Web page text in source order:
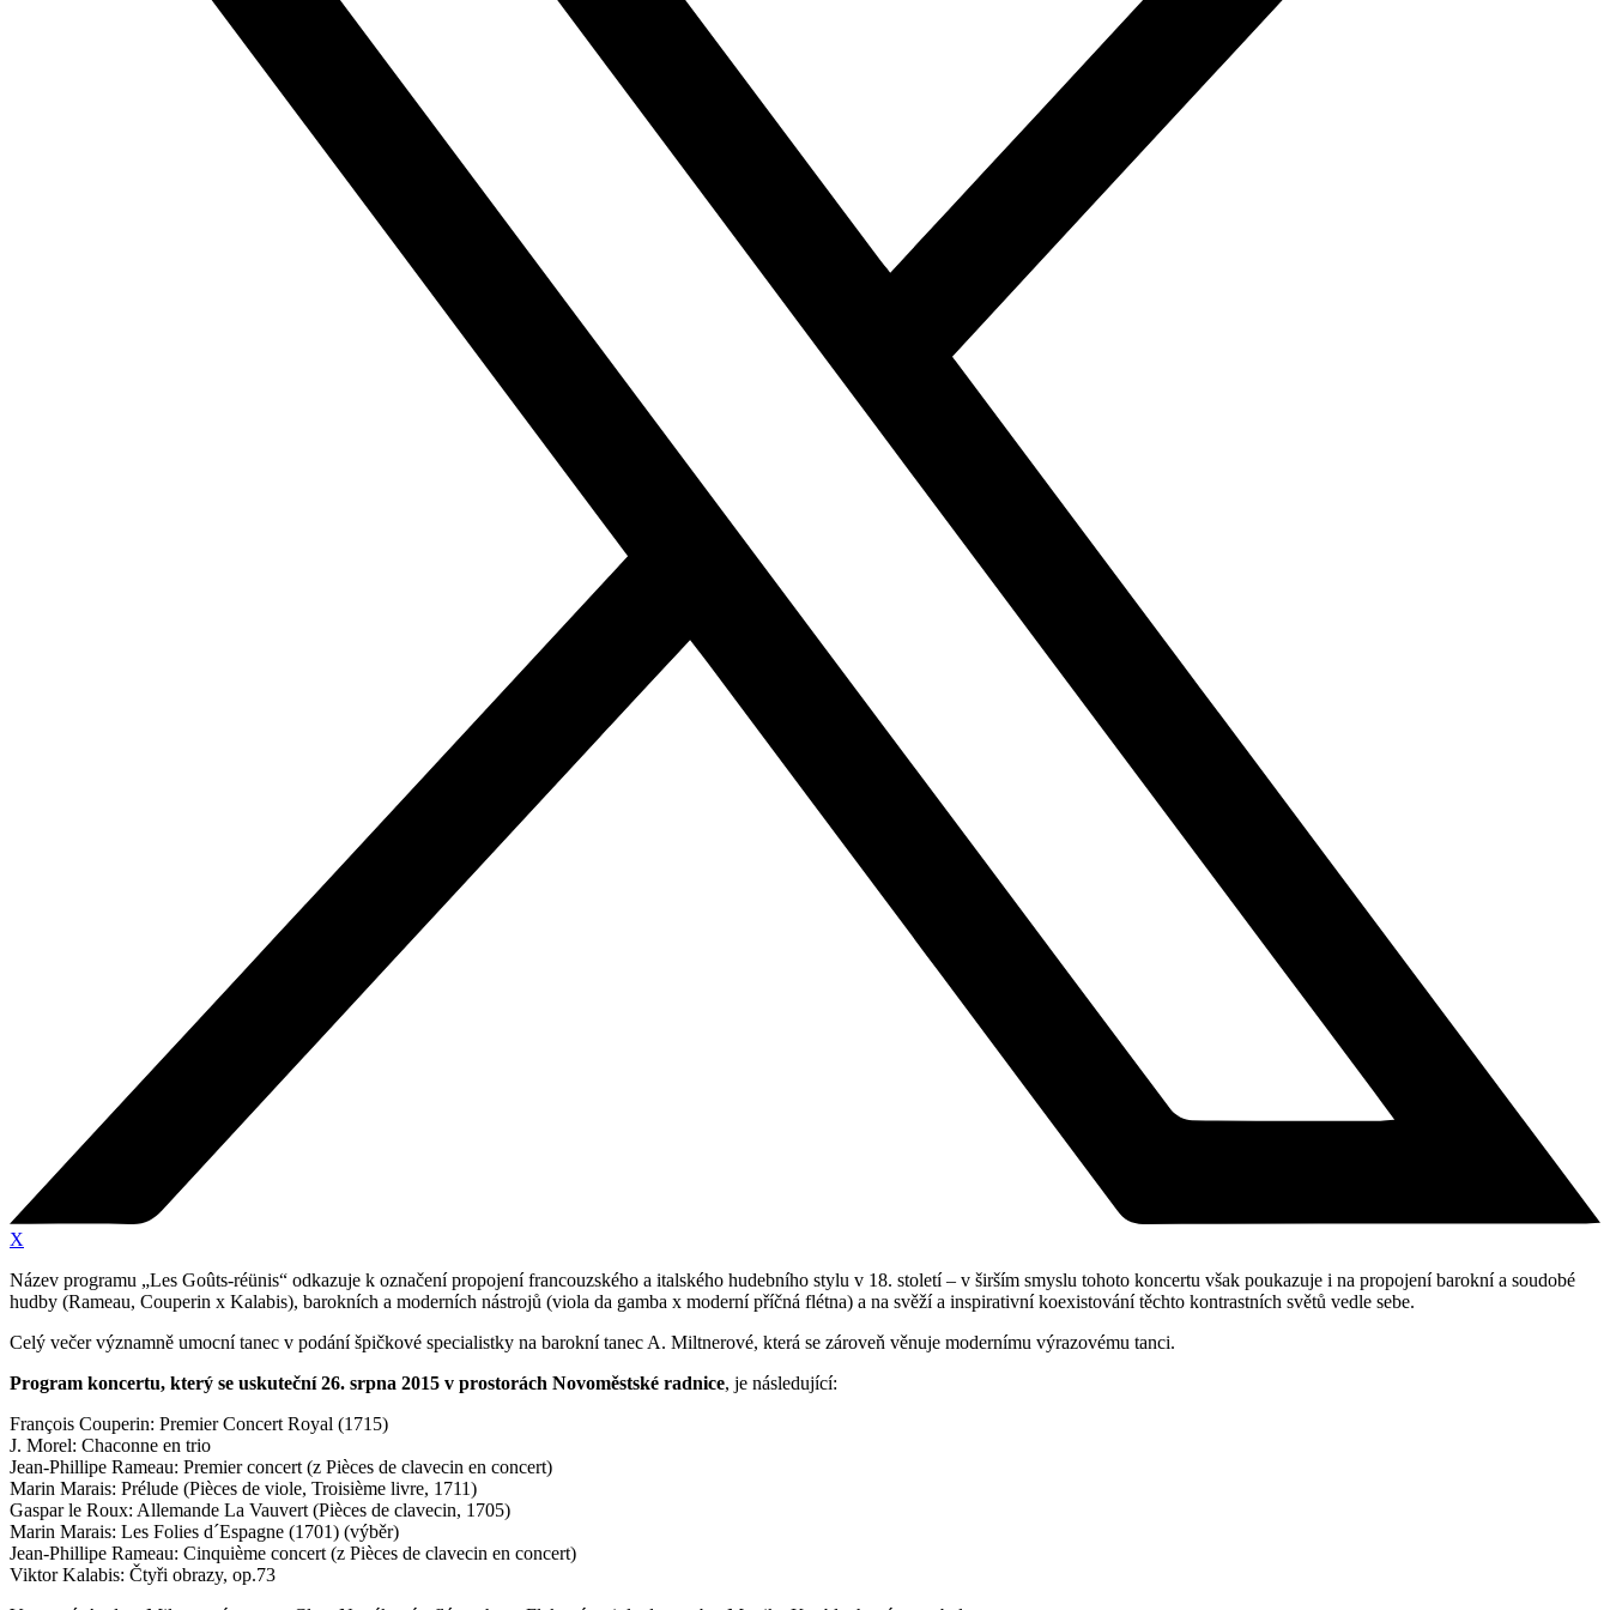
X
Název programu „Les Goûts-réünis“ odkazuje k označení propojení francouzského a italského hudebního stylu v 18. století – v širším smyslu tohoto koncertu však poukazuje i na propojení barokní a soudobé
hudby (Rameau, Couperin x Kalabis), barokních a moderních nástrojů (viola da gamba x moderní příčná flétna) a na svěží a inspirativní koexistování těchto kontrastních světů vedle sebe.
Celý večer významně umocní tanec v podání špičkové specialistky na barokní tanec A. Miltnerové, která se zároveň věnuje modernímu výrazovému tanci.
Program koncertu, který se uskuteční 26. srpna 2015 v prostorách Novoměstské radnice, je následující:
François Couperin: Premier Concert Royal (1715)
J. Morel: Chaconne en trio
Jean-Phillipe Rameau: Premier concert (z Pièces de clavecin en concert)
Marin Marais: Prélude (Pièces de viole, Troisième livre, 1711)
Gaspar le Roux: Allemande La Vauvert (Pièces de clavecin, 1705)
Marin Marais: Les Folies d´Espagne (1701) (výběr)
Jean-Phillipe Rameau: Cinquième concert (z Pièces de clavecin en concert)
Viktor Kalabis: Čtyři obrazy, op.73